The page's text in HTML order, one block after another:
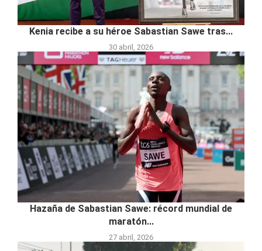
Kenia recibe a su héroe Sabastian Sawe tras...
30 abril, 2026
Hazaña de Sabastian Sawe: récord mundial de
maratón...
27 abril, 2026